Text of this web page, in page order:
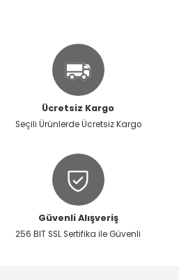
Ücretsiz Kargo
Seçili Ürünlerde Ücretsiz Kargo
Güvenli Alışveriş
256 BIT SSL Sertifika ile Güvenli